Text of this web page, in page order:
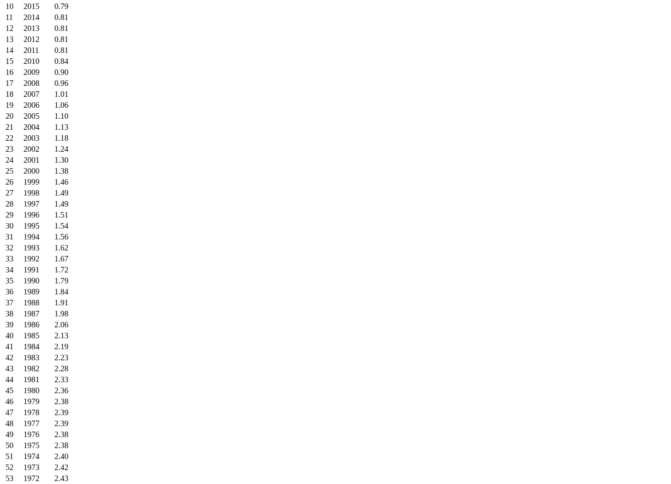
10
2015
0.79
11
2014
0.81
12
2013
0.81
13
2012
0.81
14
2011
0.81
15
2010
0.84
16
2009
0.90
17
2008
0.96
18
2007
1.01
19
2006
1.06
20
2005
1.10
21
2004
1.13
22
2003
1.18
23
2002
1.24
24
2001
1.30
25
2000
1.38
26
1999
1.46
27
1998
1.49
28
1997
1.49
29
1996
1.51
30
1995
1.54
31
1994
1.56
32
1993
1.62
33
1992
1.67
34
1991
1.72
35
1990
1.79
36
1989
1.84
37
1988
1.91
38
1987
1.98
39
1986
2.06
40
1985
2.13
41
1984
2.19
42
1983
2.23
43
1982
2.28
44
1981
2.33
45
1980
2.36
46
1979
2.38
47
1978
2.39
48
1977
2.39
49
1976
2.38
50
1975
2.38
51
1974
2.40
52
1973
2.42
53
1972
2.43